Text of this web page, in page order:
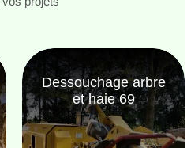
Dessouchage arbre
et haie 69